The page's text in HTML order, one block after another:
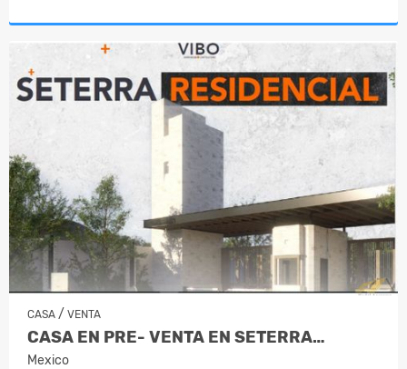
CASA / VENTA
CASA EN PRE- VENTA EN SETERRA…
Mexico